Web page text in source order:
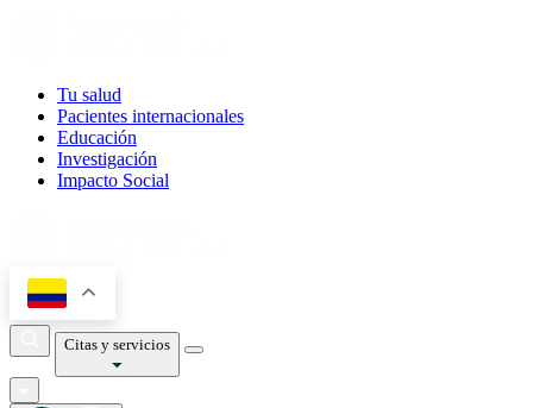
Tu salud
Pacientes internacionales
Educación
Investigación
Impacto Social
Citas y servicios